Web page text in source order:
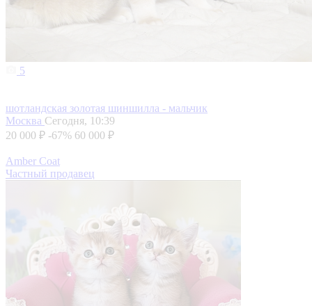
5
шотландская золотая шиншилла - мальчик
Москва Сегодня, 10:39
20 000 ₽ -67% 60 000 ₽
Amber Coat
Частный продавец